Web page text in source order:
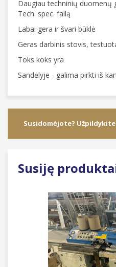
Daugiau techninių duomenų
Tech. spec. failą
Labai gera ir švari būklė
Geras darbinis stovis,
Toks koks yra
Sandėlyje - galima pirkti iš
Susidomėjote?
Susiję